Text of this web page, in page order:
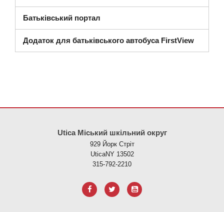
Батьківський портал
Додаток для батьківського автобуса FirstView
Utica Міський шкільний округ
929 Йорк Стріт
UticaNY 13502
315-792-2210